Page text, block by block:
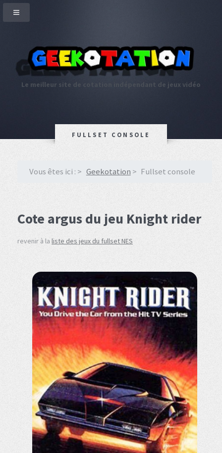
Le meilleur site de cotation indépendant de jeux vidéo
FULLSET CONSOLE
Vous êtes ici : Geekotation Fullset console
Cote argus du jeu Knight rider
revenir à la liste des jeux du fullset NES